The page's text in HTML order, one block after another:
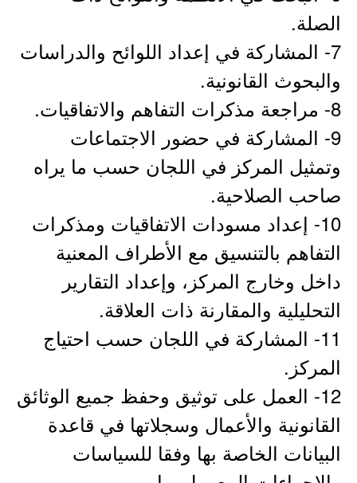
الصلة.
7- المشاركة في إعداد اللوائح والدراسات
والبحوث القانونية.
8- مراجعة مذكرات التفاهم والاتفاقيات.
9- المشاركة في حضور الاجتماعات
وتمثيل المركز في اللجان حسب ما يراه
صاحب الصلاحية.
10- إعداد مسودات الاتفاقيات ومذكرات
التفاهم بالتنسيق مع الأطراف المعنية
داخل وخارج المركز، وإعداد التقارير
التحليلية والمقارنة ذات العلاقة.
11- المشاركة في اللجان حسب احتياج
المركز.
12- العمل على توثيق وحفظ جميع الوثائق
القانونية والأعمال وسجلاتها في قاعدة
البيانات الخاصة بها وفقا للسياسات